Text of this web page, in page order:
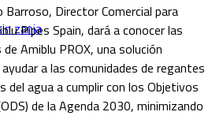
zanja
Director Comercial para
Pipes Spain, dará a conocer las
Amiblu PROX, una solución
a las comunidades de regantes
del agua a cumplir con los Objetivos
de la Agenda 2030, minimizando